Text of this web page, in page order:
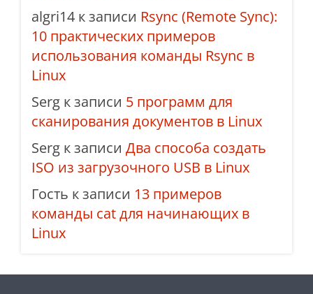
algri14 к записи Rsync (Remote Sync):
10 практических примеров
использования команды Rsync в
Linux
Serg к записи 5 программ для
сканирования документов в Linux
Serg к записи Два способа создать
ISO из загрузочного USB в Linux
Гость к записи 13 примеров
команды cat для начинающих в
Linux